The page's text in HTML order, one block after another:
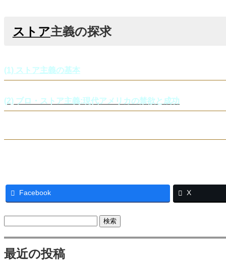
ストア主義の探求
(1) ストア主義の基本
(2) ブロ・ストア主義:現代アメリカの禁欲と成功
Facebook X
最近の投稿